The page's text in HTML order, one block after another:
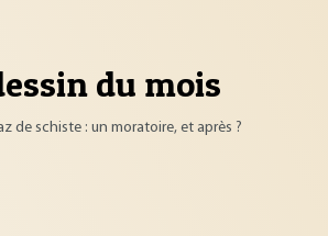
du mois